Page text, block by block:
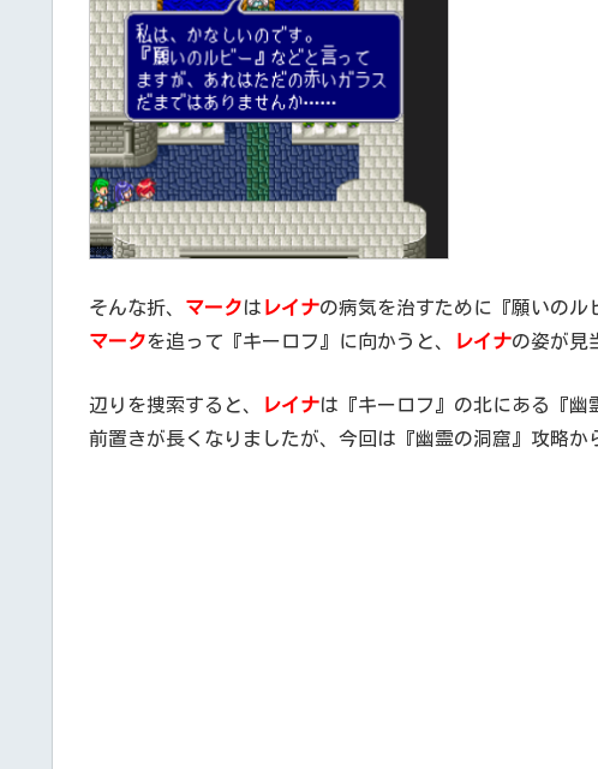
そんな折、 マークは レイナの病気を治すために『願いのル
マークを追って『キーロフ』に向かうと、 レイナの姿が見
辺りを捜索すると、 レイナは『キーロフ』の北にある『幽
前置きが長くなりましたが、今回は『幽霊の洞窟』攻略か